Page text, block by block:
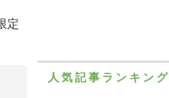
定
人気記事ランキング